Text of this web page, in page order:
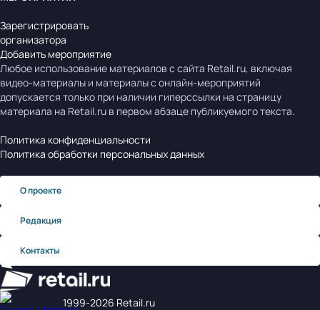
Зарегистрировать
организатора
Добавить мероприятие
Любое использование материалов с сайта Retail.ru, включая
видео-материалы и материалы с онлайн-мероприятий
допускается только при наличии гиперссылки на страницу
материала на Retail.ru в первом абзаце публикуемого текста.
Политика конфиденциальности
Политика обработки персональных данных
О проекте
Редакция
Контакты
1999‑2026 Retail.ru